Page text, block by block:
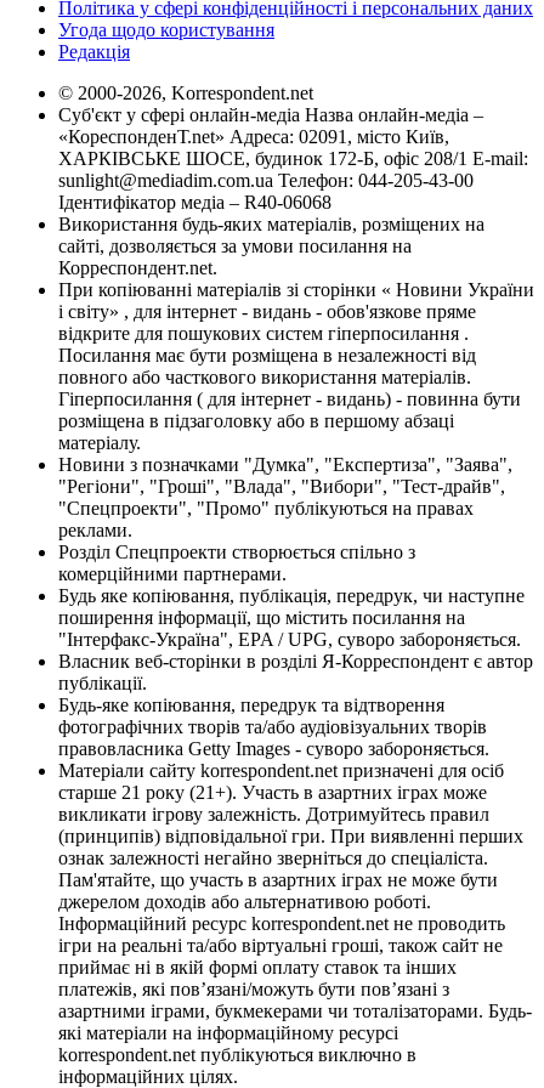
Політика у сфері конфіденційності і персональних даних
Угода щодо користування
Редакція
© 2000-2026, Korrespondent.net
Суб'єкт у сфері онлайн-медіа Назва онлайн-медіа –
«КореспонденТ.net» Адреса: 02091, місто Київ,
ХАРКІВСЬКЕ ШОСЕ, будинок 172-Б, офіс 208/1 E-mail:
sunlight@mediadim.com.ua Телефон: 044-205-43-00
Ідентифікатор медіа – R40-06068
Використання будь-яких матеріалів, розміщених на
сайті, дозволяється за умови посилання на
Корреспондент.net.
При копіюванні матеріалів зі сторінки « Новини України
і світу» , для інтернет - видань - обов'язкове пряме
відкрите для пошукових систем гіперпосилання .
Посилання має бути розміщена в незалежності від
повного або часткового використання матеріалів.
Гіперпосилання ( для інтернет - видань) - повинна бути
розміщена в підзаголовку або в першому абзаці
матеріалу.
Новини з позначками "Думка", "Експертиза", "Заява",
"Регіони", "Гроші", "Влада", "Вибори", "Тест-драйв",
"Спецпроекти", "Промо" публікуються на правах
реклами.
Розділ Спецпроекти створюється спільно з
комерційними партнерами.
Будь яке копіювання, публікація, передрук, чи наступне
поширення інформації, що містить посилання на
"Інтерфакс-Україна", EPA / UPG, суворо забороняється.
Власник веб-сторінки в розділі Я-Корреспондент є автор
публікації.
Будь-яке копіювання, передрук та відтворення
фотографічних творів та/або аудіовізуальних творів
правовласника Getty Images - суворо забороняється.
Матеріали сайту korrespondent.net призначені для осіб
старше 21 року (21+). Участь в азартних іграх може
викликати ігрову залежність. Дотримуйтесь правил
(принципів) відповідальної гри. При виявленні перших
ознак залежності негайно зверніться до спеціаліста.
Пам'ятайте, що участь в азартних іграх не може бути
джерелом доходів або альтернативою роботі.
Інформаційний ресурс korrespondent.net не проводить
ігри на реальні та/або віртуальні гроші, також сайт не
приймає ні в якій формі оплату ставок та інших
платежів, які пов’язані/можуть бути пов’язані з
азартними іграми, букмекерами чи тоталізаторами. Будь-
які матеріали на інформаційному ресурсі
korrespondent.net публікуються виключно в
інформаційних цілях.